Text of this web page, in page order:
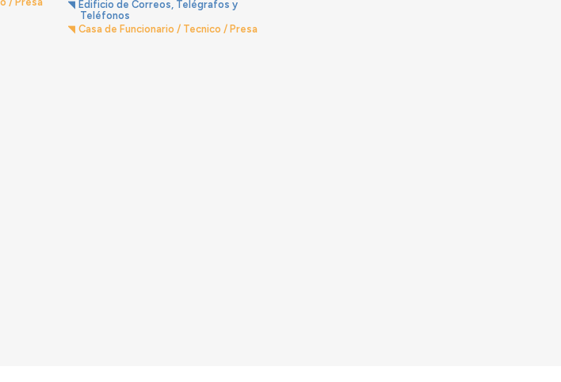
Edificio de Correos, Telégrafos y
Teléfonos
Casa de Funcionario / Tecnico / Presa